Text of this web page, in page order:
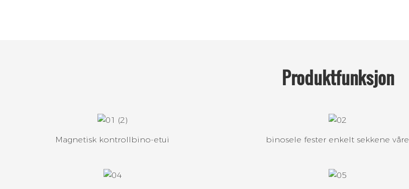
Produktfunksjon
Magnetisk kontrollbino-etui binosele fester enkelt sekkene våre